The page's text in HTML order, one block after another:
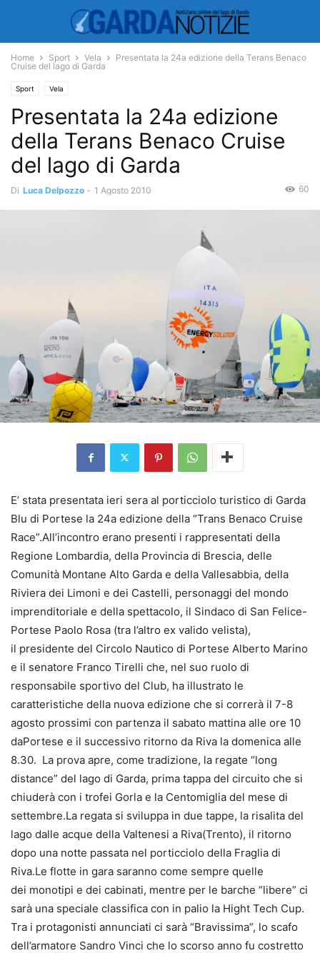
Home Sport Vela
Presentata la 24a edizione della Terans Benaco
Cruise del lago di Garda
Sport Vela
Presentata la 24a edizione
della Terans Benaco Cruise
del lago di Garda
Di Luca Delpozzo - 1 Agosto 2010 60
E’ stata presentata ieri sera al porticciolo turistico di Garda
Blu di Portese la 24a edizione della “Trans Benaco Cruise
Race”.All’incontro erano presenti i rappresentati della
Regione Lombardia, della Provincia di Brescia, delle
Comunità Montane Alto Garda e della Vallesabbia, della
Riviera dei Limoni e dei Castelli, personaggi del mondo
imprenditoriale e della spettacolo, il Sindaco di San Felice-
Portese Paolo Rosa (tra l’altro ex valido velista),
il presidente del Circolo Nautico di Portese Alberto Marino
e il senatore Franco Tirelli che, nel suo ruolo di
responsabile sportivo del Club, ha illustrato le
caratteristiche della nuova edizione che si correrà il 7-8
agosto prossimi con partenza il sabato mattina alle ore 10
daPortese e il successivo ritorno da Riva la domenica alle
8.30. La prova apre, come tradizione, la regate “long
distance” del lago di Garda, prima tappa del circuito che si
chiuderà con i trofei Gorla e la Centomiglia del mese di
settembre.La regata si sviluppa in due tappe, la risalita del
lago dalle acque della Valtenesi a Riva(Trento), il ritorno
dopo una notte passata nel porticciolo della Fraglia di
Riva.Le flotte in gara saranno come sempre quelle
dei monotipi e dei cabinati, mentre per le barche “libere” ci
sarà una speciale classifica con in palio la Hight Tech Cup.
Tra i protagonisti annunciati ci sarà “Bravissima”, lo scafo
dell’armatore Sandro Vinci che lo scorso anno fu costretto